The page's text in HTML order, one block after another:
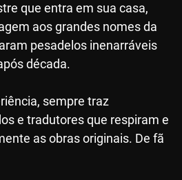
que entra em sua casa,
aos grandes nomes da
pesadelos inenarráveis
década.
sempre traz
e tradutores que respiram e
as obras originais. De fã